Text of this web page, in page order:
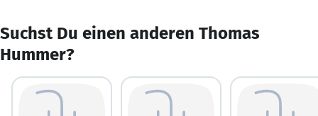
Suchst Du einen anderen Thomas
Hummer?